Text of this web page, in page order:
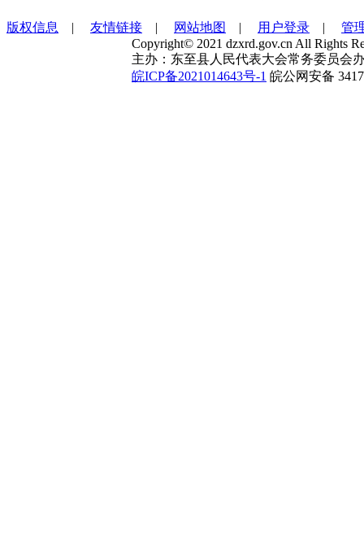
版权信息 | 友情链接 | 网站地图 | 用户登录 | 管
Copyright© 2021 dzxrd.gov.cn All Rights
主办：东至县人民代表大会常务委员会
皖ICP备2021014643号-1 皖公网安备